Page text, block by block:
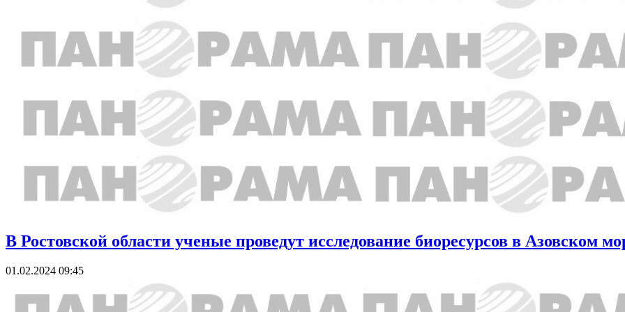
В Ростовской области ученые проведут исследование биоресурсов в Азовском
01.02.2024 09:45